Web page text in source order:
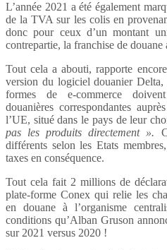
L’année 2021 a été également
de la TVA sur les colis en
donc pour ceux d’un montant
contrepartie, la franchise de douane
Tout cela a abouti, rapporte
version du logiciel douanier
formes de e-commerce
douanières correspondantes
l’UE, situé dans le pays de leur
pas les produits directement ».
différents selon les Etats
taxes en conséquence.
Tout cela fait 2 millions de
plate-forme Conex qui relie les
en douane à l’organisme
conditions qu’Alban Gruson
sur 2021 versus 2020 !